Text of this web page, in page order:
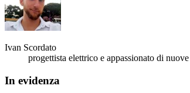
Ivan Scordato
progettista elettrico e appassionato di
In evidenza